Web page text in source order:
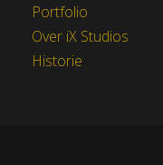
Portfolio
Over iX Studios
Historie